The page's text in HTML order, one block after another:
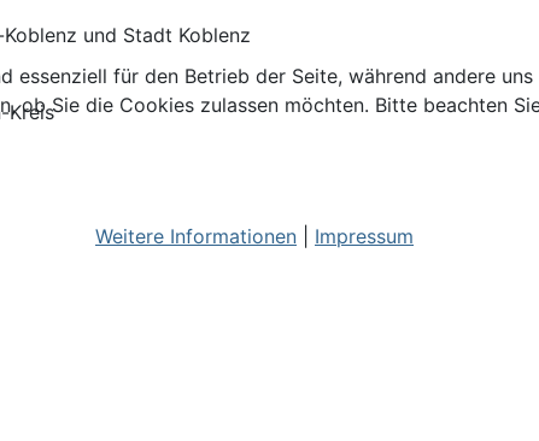
und Stadt Koblenz
Kreis
essenziell für den Betrieb der Seite, während andere
ob Sie die Cookies zulassen möchten. Bitte beachten
Weitere Informationen
Impressum